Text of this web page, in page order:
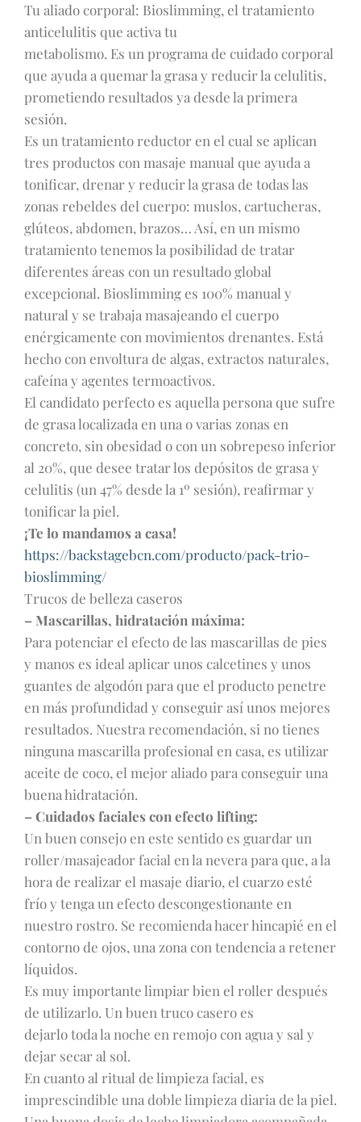
Tu aliado corporal: Bioslimming, el tratamiento
anticelulitis que activa tu
metabolismo. Es un programa de cuidado corporal
que ayuda a quemar la grasa y reducir la celulitis,
prometiendo resultados ya desde la primera
sesión.
Es un tratamiento reductor en el cual se aplican
tres productos con masaje manual que ayuda a
tonificar, drenar y reducir la grasa de todas las
zonas rebeldes del cuerpo: muslos, cartucheras,
glúteos, abdomen, brazos… Así, en un mismo
tratamiento tenemos la posibilidad de tratar
diferentes áreas con un resultado global
excepcional. Bioslimming es 100% manual y
natural y se trabaja masajeando el cuerpo
enérgicamente con movimientos drenantes. Está
hecho con envoltura de algas, extractos naturales,
cafeína y agentes termoactivos.
El candidato perfecto es aquella persona que sufre
de grasa localizada en una o varias zonas en
concreto, sin obesidad o con un sobrepeso inferior
al 20%, que desee tratar los depósitos de grasa y
celulitis (un 47% desde la 1º sesión), reafirmar y
tonificar la piel.
¡Te lo mandamos a casa!
https://backstagebcn.com/producto/pack-trio-
bioslimming/
Trucos de belleza caseros
– Mascarillas, hidratación máxima:
Para potenciar el efecto de las mascarillas de pies
y manos es ideal aplicar unos calcetines y unos
guantes de algodón para que el producto penetre
en más profundidad y conseguir así unos mejores
resultados. Nuestra recomendación, si no tienes
ninguna mascarilla profesional en casa, es utilizar
aceite de coco, el mejor aliado para conseguir una
buena hidratación.
– Cuidados faciales con efecto lifting:
Un buen consejo en este sentido es guardar un
roller/masajeador facial en la nevera para que, a la
hora de realizar el masaje diario, el cuarzo esté
frío y tenga un efecto descongestionante en
nuestro rostro. Se recomienda hacer hincapié en el
contorno de ojos, una zona con tendencia a retener
líquidos.
Es muy importante limpiar bien el roller después
de utilizarlo. Un buen truco casero es
dejarlo toda la noche en remojo con agua y sal y
dejar secar al sol.
En cuanto al ritual de limpieza facial, es
imprescindible una doble limpieza diaria de la piel.